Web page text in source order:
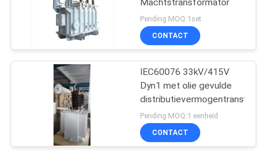
Machtstransformator
Pending MOQ:1set
CONTACT
IEC60076 33kV/415V
Dyn1 met olie gevulde
Pending MOQ:1 eenheid
CONTACT